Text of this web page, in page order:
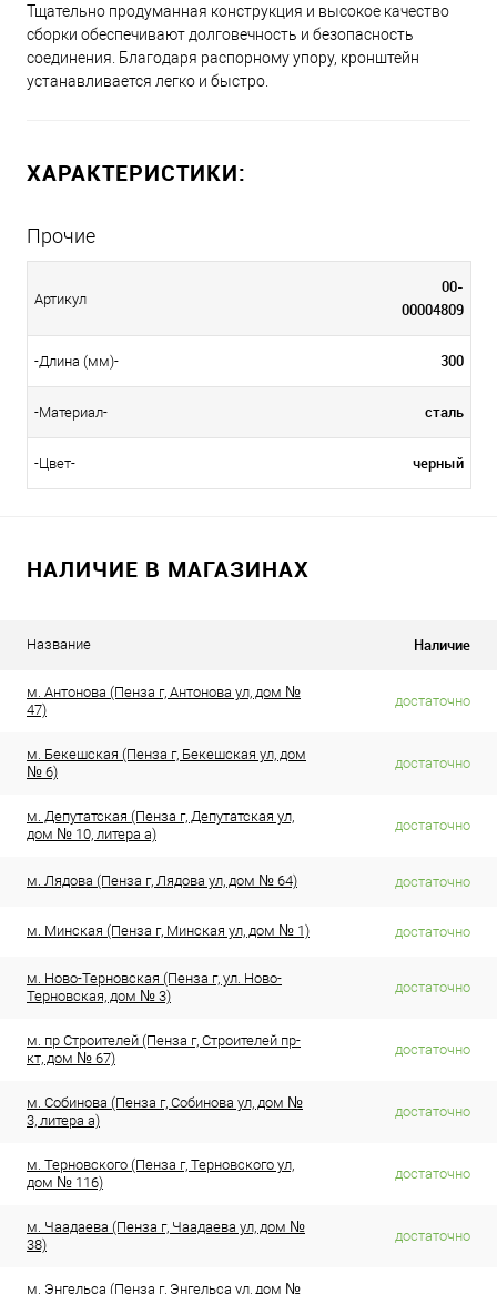
Тщательно продуманная конструкция и высокое качество
сборки обеспечивают долговечность и безопасность
соединения. Благодаря распорному упору, кронштейн
устанавливается легко и быстро.
ХАРАКТЕРИСТИКИ:
Прочие
Артикул
00-
00004809
-Длина (мм)- 300
-Материал- сталь
-Цвет- черный
НАЛИЧИЕ В МАГАЗИНАХ
Название Наличие
м. Антонова (Пенза г, Антонова ул, дом №
47)
достаточно
м. Бекешская (Пенза г, Бекешская ул, дом
№ 6)
достаточно
м. Депутатская (Пенза г, Депутатская ул,
дом № 10, литера а)
достаточно
м. Лядова (Пенза г, Лядова ул, дом № 64) достаточно
м. Минская (Пенза г, Минская ул, дом № 1) достаточно
м. Ново-Терновская (Пенза г, ул. Ново-
Терновская, дом № 3)
достаточно
м. пр Строителей (Пенза г, Строителей пр-
кт, дом № 67)
достаточно
м. Собинова (Пенза г, Собинова ул, дом №
3, литера а)
достаточно
м. Терновского (Пенза г, Терновского ул,
дом № 116)
достаточно
м. Чаадаева (Пенза г, Чаадаева ул, дом №
38)
достаточно
м. Энгельса (Пенза г, Энгельса ул, дом №